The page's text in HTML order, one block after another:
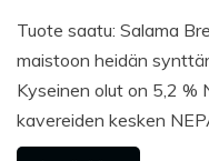
Tuote saatu: Salama
maistoon heidän
Kyseinen olut on 5,2 %
kavereiden kesken